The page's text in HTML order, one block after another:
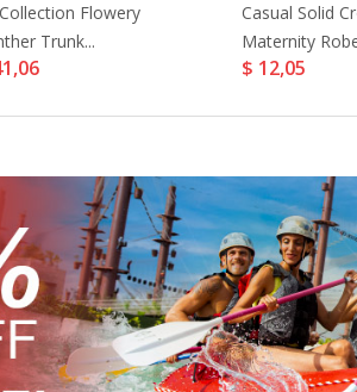
Flowery
Trunk...
Casual Solid
Maternity
$ 12,05